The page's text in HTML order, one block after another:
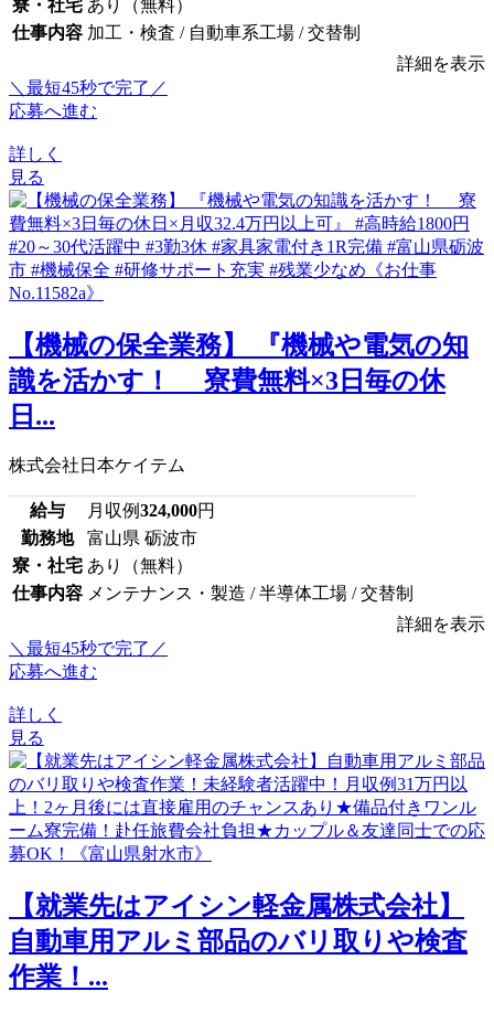
寮・社宅 あり（無料）
仕事内容 加工・検査 / 自動車系工場 / 交替制
詳細を表示
＼最短45秒で完了／
応募へ進む
詳しく
見る
【機械の保全業務】 『機械や電気の知
識を活かす！ 寮費無料×3日毎の休
日...
株式会社日本ケイテム
給与 月収例324,000円
勤務地
富山県 砺波市
寮・社宅 あり（無料）
仕事内容 メンテナンス・製造 / 半導体工場 / 交替制
詳細を表示
＼最短45秒で完了／
応募へ進む
詳しく
見る
【就業先はアイシン軽金属株式会社】
自動車用アルミ部品のバリ取りや検査
作業！...